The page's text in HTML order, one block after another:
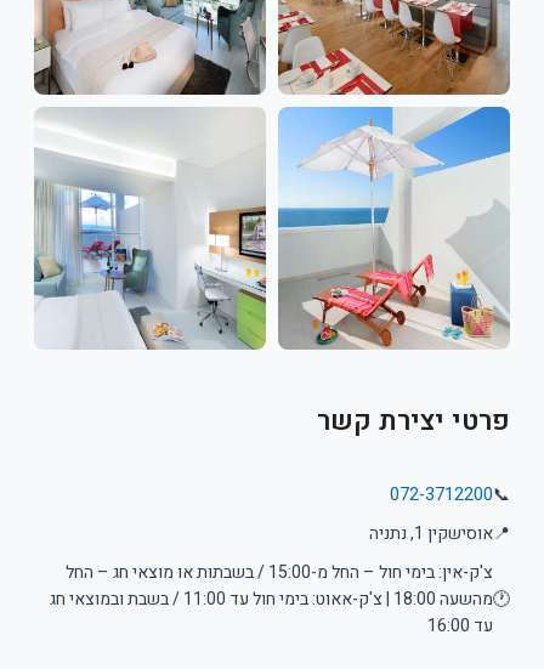
פרטי יצירת קשר
📞
072-3712200
📍אוסישקין 1, נתניה
🕐
צ'ק-אין: בימי חול – החל מ-15:00 / בשבתות או מוצאי חג – החל
מהשעה 18:00 | צ'ק-אאוט: בימי חול עד 11:00 / בשבת ובמוצאי חג
עד 16:00